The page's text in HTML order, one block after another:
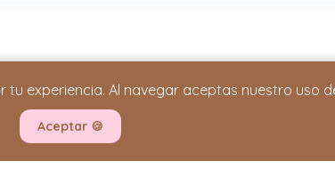
IMPORTANTE
y Condiciones
tu experiencia. Al navegar aceptas nuestro uso
Aceptar 🍪